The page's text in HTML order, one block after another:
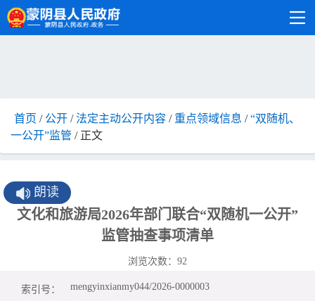
首页 / 公开 /法定主动公开内容 / 重点领域信息 /“双随机、
一公开”监管 / 正文
朗读
文化和旅游局2026年部门联合“双随机一公开”
监管抽查事项清单
浏览次数： 92
索引号：
mengyinxianmy044/2026-0000003